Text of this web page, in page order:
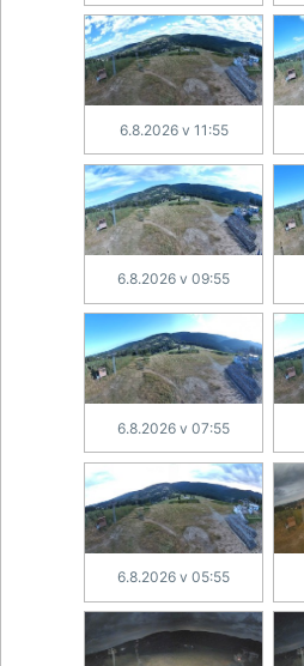
6.8.2026 v 11:55
6.8.2026 v 09:55
6.8.2026 v 07:55
6.8.2026 v 05:55